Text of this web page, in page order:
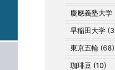
慶應義塾大学
早稲田大学
東京五輪 (68)
珈琲豆 (10)